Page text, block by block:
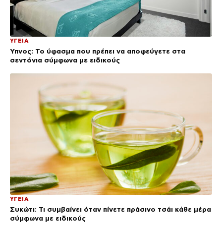
ΥΓΕΙΑ
Ύπνος: Το ύφασμα που πρέπει να αποφεύγετε στα
σεντόνια σύμφωνα με ειδικούς
ΥΓΕΙΑ
Συκώτι: Τι συμβαίνει όταν πίνετε πράσινο τσάι κάθε μέρα
σύμφωνα με ειδικούς